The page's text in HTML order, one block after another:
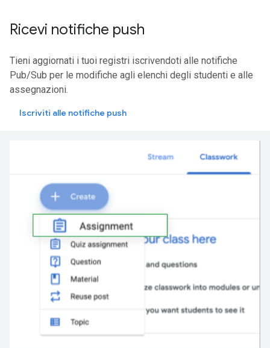
Ricevi notifiche push
Tieni aggiornati i tuoi registri iscrivendoti alle notifiche
Pub/Sub per le modifiche agli elenchi degli studenti e alle
assegnazioni.
Iscriviti alle notifiche push